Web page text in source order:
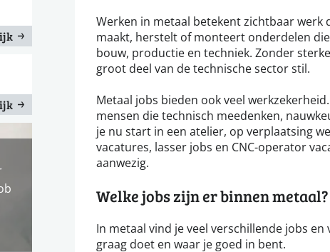
Werken in metaal betekent zichtbaar werk
maakt, herstelt of monteert onderdelen
bouw, productie en techniek. Zonder
groot deel van de technische sector stil.
Metaal jobs bieden ook veel
mensen die technisch meedenken,
je nu start in een atelier, op verplaatsing
vacatures, lasser jobs en CNC-operator
aanwezig.
Welke jobs zijn er binnen metaal?
In metaal vind je veel verschillende jobs
graag doet en waar je goed in bent.